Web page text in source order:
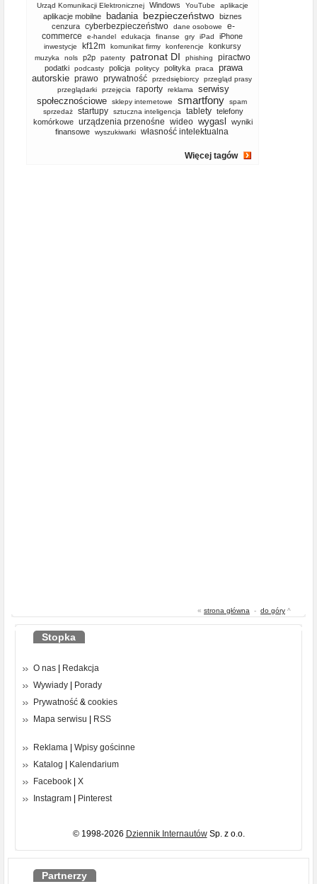
Urząd Komunikacji Elektronicznej Windows YouTube aplikacje
aplikacje mobilne badania bezpieczeństwo biznes
cenzura cyberbezpieczeństwo dane osobowe
e-
commerce
e-handel edukacja finanse gry iPad iPhone
inwestycje kf12m komunikat firmy konferencje konkursy
muzyka nols p2p patenty patronat DI phishing piractwo
podatki podcasty policja politycy polityka praca
prawa
autorskie prawo prywatność przedsiębiorcy
przegląd prasy
przeglądarki
przejęcia raporty reklama
serwisy
społecznościowe
sklepy internetowe smartfony
spam
sprzedaż
startupy sztuczna inteligencja tablety telefony
komórkowe
urządzenia przenośne wideo wygasl
wyniki
finansowe
wyszukiwarki własność intelektualna
Więcej tagów
« strona główna - do góry ^
Stopka
O nas
Redakcja
Wywiady
Porady
Prywatność & cookies
Mapa serwisu
RSS
Reklama
Wpisy gościnne
Katalog
Kalendarium
Facebook
X
Instagram
Pinterest
© 1998-2026 Dziennik InternautówSp. z o.o.
Partnerzy